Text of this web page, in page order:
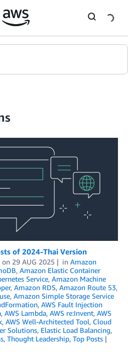
of 2024-Thai Version
on 29 AUG 2025 in Amazon
, Amazon Elastic Container
Service, Amazon Machine
, Amazon RDS, Amazon Route 53,
, Amazon Simple Storage Service
, AWS Fault Injection
, AWS Lambda, AWS re:Invent, AWS
, AWS Well-Architected Tool, Cloud
Solutions, Elastic Load Balancing,
, Thought Leadership, Top Posts